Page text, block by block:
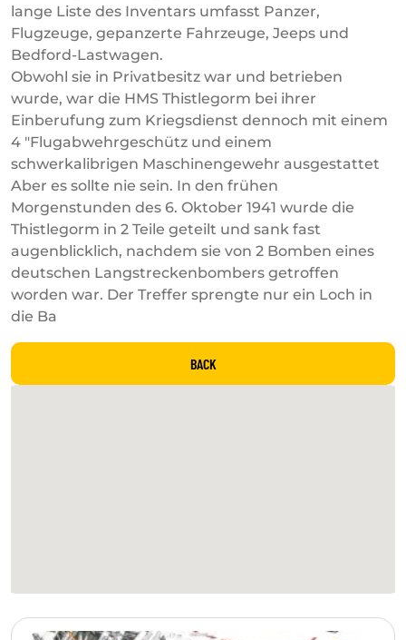
lange Liste des Inventars umfasst Panzer,
Flugzeuge, gepanzerte Fahrzeuge, Jeeps und
Bedford-Lastwagen.
Obwohl sie in Privatbesitz war und betrieben
wurde, war die HMS Thistlegorm bei ihrer
Einberufung zum Kriegsdienst dennoch mit einem
4 "Flugabwehrgeschütz und einem
schwerkalibrigen Maschinengewehr ausgestattet
Aber es sollte nie sein. In den frühen
Morgenstunden des 6. Oktober 1941 wurde die
Thistlegorm in 2 Teile geteilt und sank fast
augenblicklich, nachdem sie von 2 Bomben eines
deutschen Langstreckenbombers getroffen
worden war. Der Treffer sprengte nur ein Loch in
die Ba
BACK